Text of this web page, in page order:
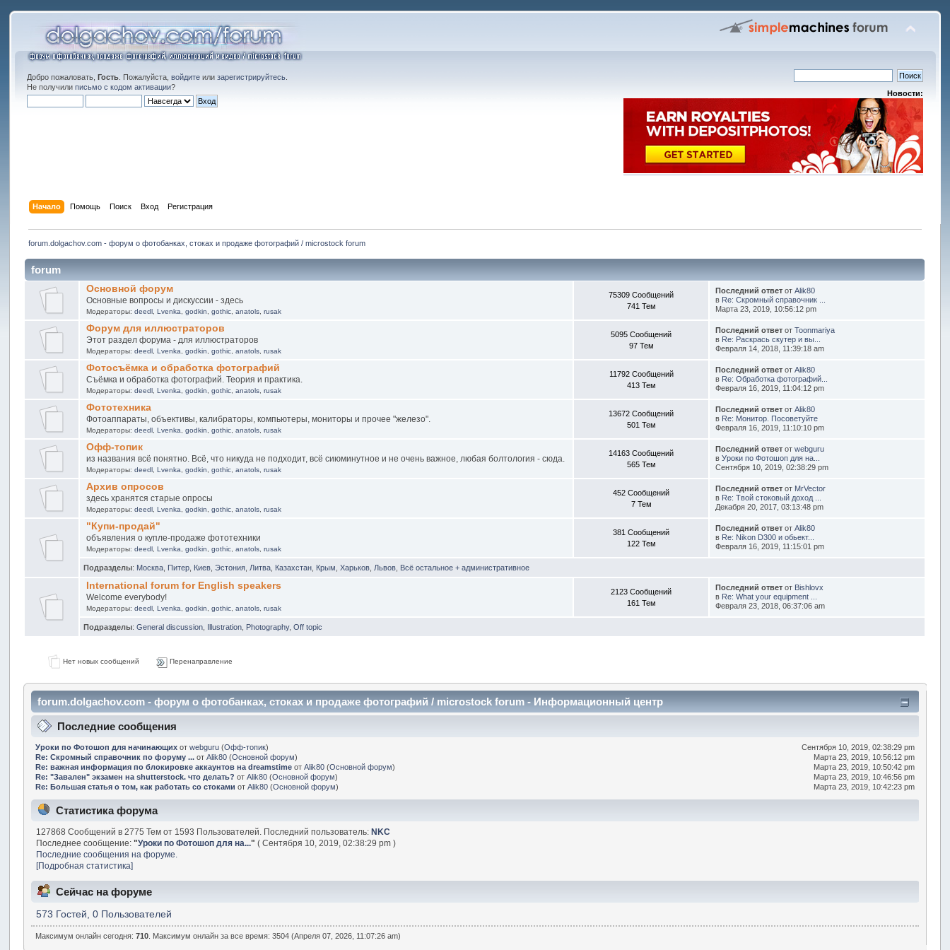
Добро пожаловать,Гость . Пожалуйста,войдите илизарегистрируйтесь
Не получилиписьмо с кодом активации?
Новости:
Начало Помощь Поиск Вход Регистрация
forum.dolgachov.com - форум о фотобанках, стоках и продаже фотографий / microstock forum
forum
Основной форум
Основные вопросы и дискуссии - здесь
Модераторы:deedl ,Lvenka ,godkin ,gothic ,anatols ,rusak
75309 Сообщений
741 Тем
Последний ответот Alik80
в Re: Скромный справочник ...
Марта 23, 2019, 10:56:12 pm
Форум для иллюстраторов
Этот раздел форума - для иллюстраторов
Модераторы:deedl ,Lvenka ,godkin ,gothic ,anatols ,rusak
5095 Сообщений
97 Тем
Последний ответот Toonmariya
в Re: Раскрась скутер и вы...
Февраля 14, 2018, 11:39:18 am
Фотосъёмка и обработка фотографий
Съёмка и обработка фотографий. Теория и практика.
Модераторы:deedl ,Lvenka ,godkin ,gothic ,anatols ,rusak
11792 Сообщений
413 Тем
Последний ответот Alik80
в Re: Обработка фотографий...
Февраля 16, 2019, 11:04:12 pm
Фототехника
Фотоаппараты, объективы, калибраторы, компьютеры, мониторы и прочее "железо".
Модераторы:deedl ,Lvenka ,godkin ,gothic ,anatols ,rusak
13672 Сообщений
501 Тем
Последний ответот Alik80
в Re: Монитор. Посоветуйте
Февраля 16, 2019, 11:10:10 pm
Офф-топик
из названия всё понятно. Всё, что никуда не подходит, всё сиюминутное и не очень важное, любая болтология - сюда.
Модераторы:deedl ,Lvenka ,godkin ,gothic ,anatols ,rusak
14163 Сообщений
565 Тем
Последний ответот webguru
в Уроки по Фотошоп для на...
Сентября 10, 2019, 02:38:29 pm
Архив опросов
здесь хранятся старые опросы
Модераторы:deedl ,Lvenka ,godkin ,gothic ,anatols ,rusak
452 Сообщений
7 Тем
Последний ответот MrVector
в Re: Твой стоковый доход ...
Декабря 20, 2017, 03:13:48 pm
"Купи-продай"
объявления о купле-продаже фототехники
Модераторы:deedl ,Lvenka ,godkin ,gothic ,anatols ,rusak
381 Сообщений
122 Тем
Последний ответот Alik80
в Re: Nikon D300 и обьект...
Февраля 16, 2019, 11:15:01 pm
Подразделы: Москва Питер Киев ,Эстония Литва Казахстан Крым ,Харьков Львов Всё остальное + административное
International forum for English speakers
Welcome everybody!
Модераторы:deedl ,Lvenka ,godkin ,gothic ,anatols ,rusak
2123 Сообщений
161 Тем
Последний ответот Bishlovx
в Re: What your equipment ...
Февраля 23, 2018, 06:37:06 am
Подразделы:General discussion Illustration Photography,Off topic
Нет новых сообщений Перенаправление
forum.dolgachov.com - форум о фотобанках, стоках и продаже фотографий / microstock forum - Информационный центр
Последние сообщения
Уроки по Фотошоп для начинающих отwebguru (Офф-топик)
Сентября 10, 2019, 02:38:29 pm
Re: Скромный справочник по форуму ... отAlik80 (Основной форум)
Марта 23, 2019, 10:56:12 pm
Re: важная информация по блокировке аккаунтов на dreamstime отAlik80 (Основной форум)
Марта 23, 2019, 10:50:42 pm
Re: "Завален" экзамен на shutterstock. что делать? отAlik80 (Основной форум)
Марта 23, 2019, 10:46:56 pm
Re: Большая статья о том, как работать со стоками отAlik80 (Основной форум) Марта 23, 2019, 10:42:23 pm
Статистика форума
127868 Сообщений в 2775 Тем от 1593 Пользователей. Последний пользователь: NKC
Последнее сообщение: "Уроки по Фотошоп для на..." ( Сентября 10, 2019, 02:38:29 pm )
Последние сообщения на форуме.
[Подробная статистика]
Сейчас на форуме
573 Гостей, 0 Пользователей
Максимум онлайн сегодня: 710. Максимум онлайн за все время: 3504 (Апреля 07, 2026, 11:07:26 am)